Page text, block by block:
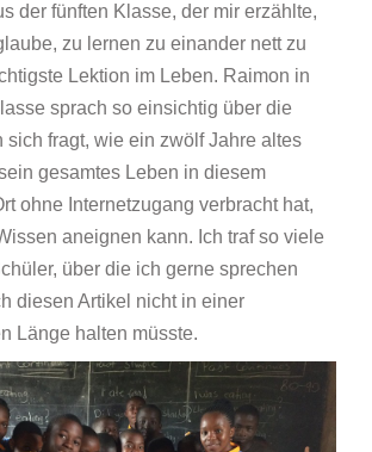
der fünften Klasse, der mir erzählte,
zu lernen zu einander nett zu
Lektion im Leben. Raimon in
sprach so einsichtig über die
sich fragt, wie ein zwölf Jahre altes
gesamtes Leben in diesem
ohne Internetzugang verbracht hat,
aneignen kann. Ich traf so viele
über die ich gerne sprechen
diesen Artikel nicht in einer
Länge halten müsste.